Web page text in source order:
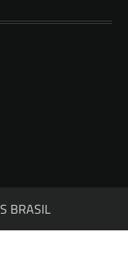
BRASIL